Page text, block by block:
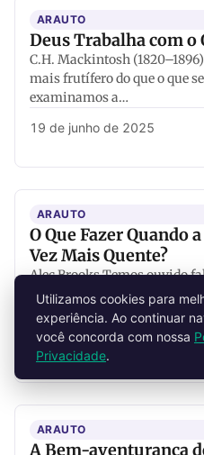
ARAUTO
Deus Trabalha com o
C.H. Mackintosh
mais frutífero do que o que
examinamos a…
19 de junho de 2025
ARAUTO
O Que Fazer Quando
Vez Mais Quente?
Alec Brooks Temos ouvido
ultimamente. Dizem que, se
podemos receber o que
19 de junho de 2025
ARAUTO
A Bem-aventurança
Utilizamos cookies para
experiência. Ao continuar
você concorda com nossa
Privacidade.